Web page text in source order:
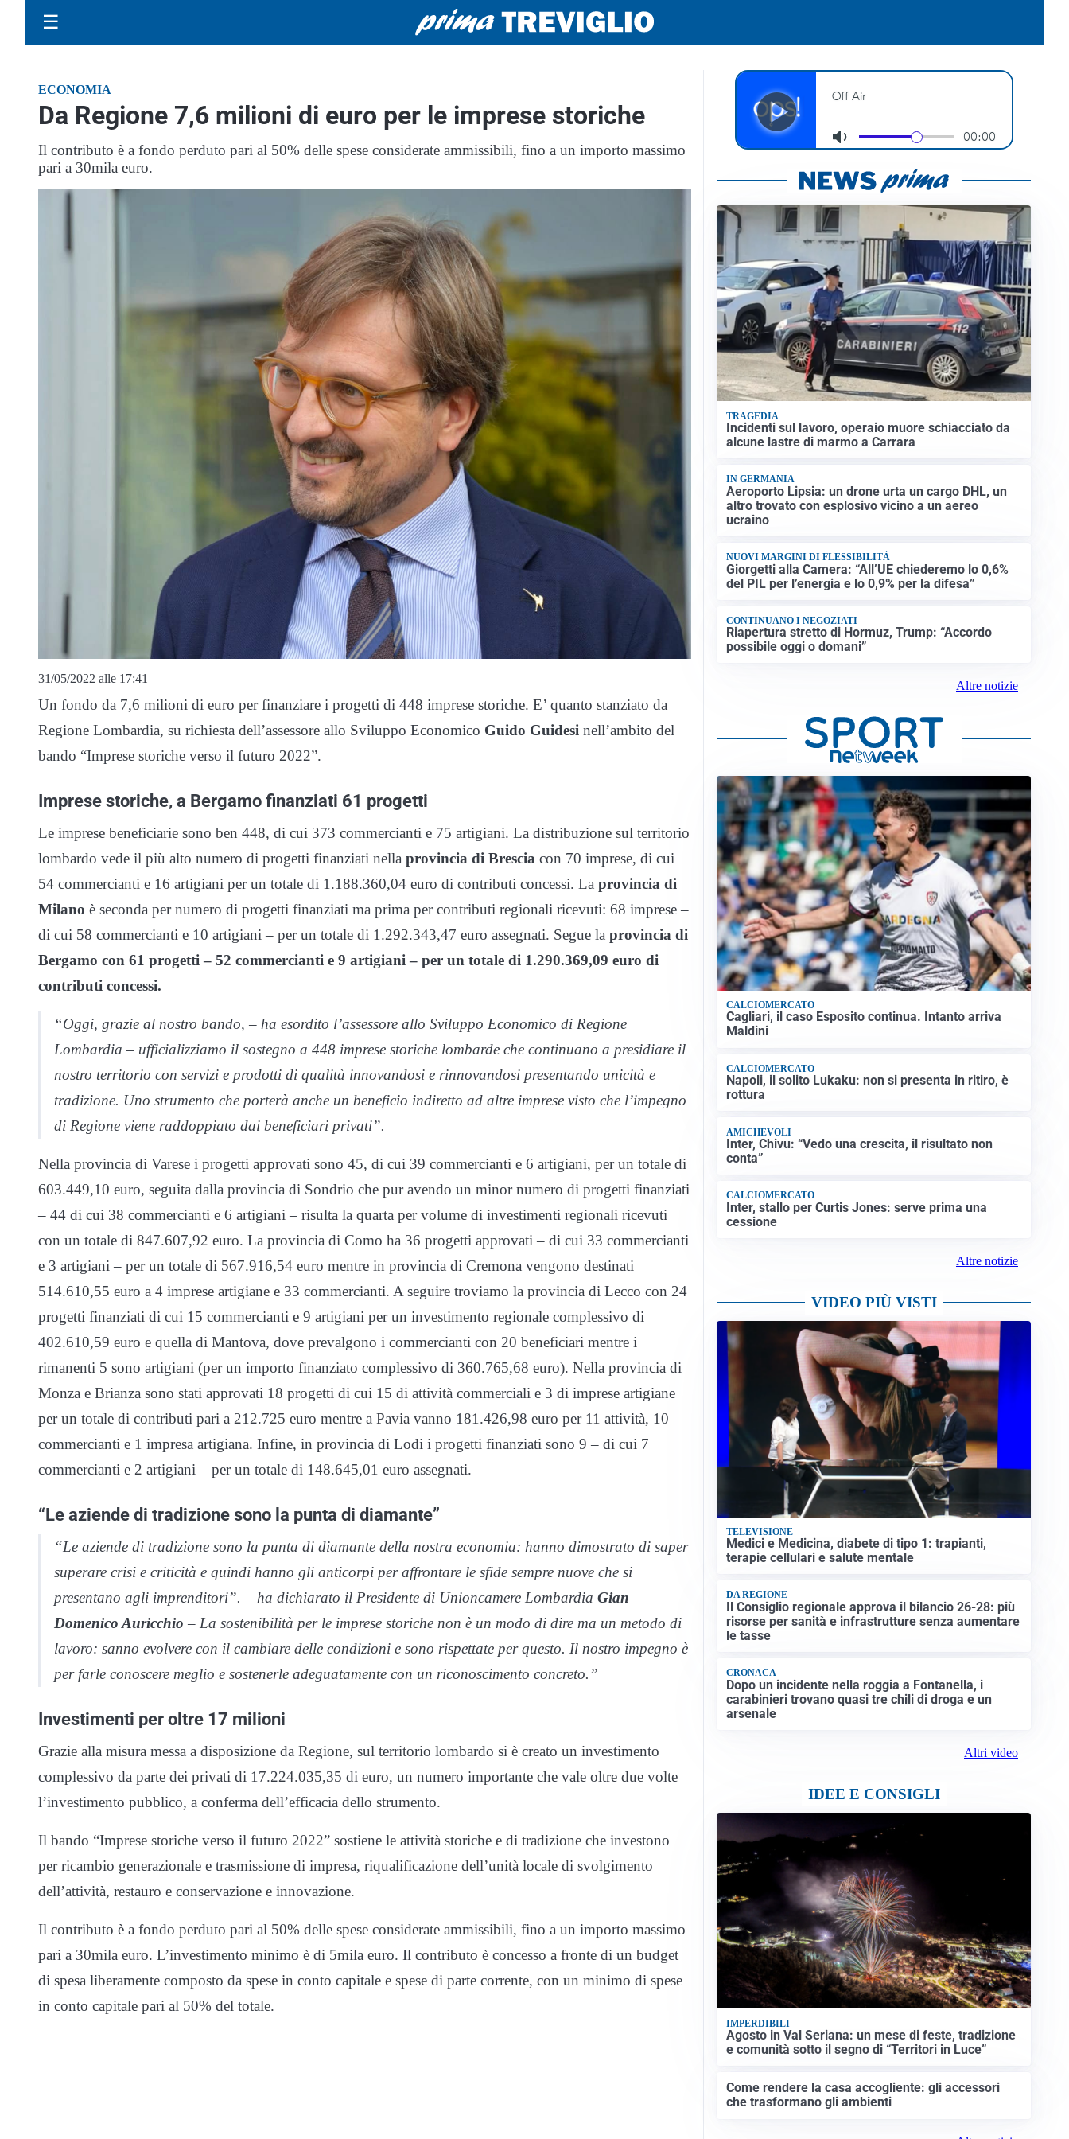
☰
ECONOMIA
Da Regione 7,6 milioni di euro per le imprese storiche
Il contributo è a fondo perduto pari al 50% delle spese considerate ammissibili, fino a un importo massimo
pari a 30mila euro.
31/05/2022 alle 17:41
Un fondo da 7,6 milioni di euro per finanziare i progetti di 448 imprese storiche. E’ quanto stanziato da
Regione Lombardia, su richiesta dell’assessore allo Sviluppo Economico Guido Guidesi nell’ambito del
bando “Imprese storiche verso il futuro 2022”.
Imprese storiche, a Bergamo finanziati 61 progetti
Le imprese beneficiarie sono ben 448, di cui 373 commercianti e 75 artigiani. La distribuzione sul territorio
lombardo vede il più alto numero di progetti finanziati nella provincia di Brescia con 70 imprese, di cui
54 commercianti e 16 artigiani per un totale di 1.188.360,04 euro di contributi concessi. La provincia di
Milano è seconda per numero di progetti finanziati ma prima per contributi regionali ricevuti: 68 imprese –
di cui 58 commercianti e 10 artigiani – per un totale di 1.292.343,47 euro assegnati. Segue la provincia di
Bergamo con 61 progetti – 52 commercianti e 9 artigiani – per un totale di 1.290.369,09 euro di
contributi concessi.
“Oggi, grazie al nostro bando, – ha esordito l’assessore allo Sviluppo Economico di Regione
Lombardia – ufficializziamo il sostegno a 448 imprese storiche lombarde che continuano a presidiare il
nostro territorio con servizi e prodotti di qualità innovandosi e rinnovandosi presentando unicità e
tradizione. Uno strumento che porterà anche un beneficio indiretto ad altre imprese visto che l’impegno
di Regione viene raddoppiato dai beneficiari privati”.
Nella provincia di Varese i progetti approvati sono 45, di cui 39 commercianti e 6 artigiani, per un totale di
603.449,10 euro, seguita dalla provincia di Sondrio che pur avendo un minor numero di progetti finanziati
– 44 di cui 38 commercianti e 6 artigiani – risulta la quarta per volume di investimenti regionali ricevuti
con un totale di 847.607,92 euro. La provincia di Como ha 36 progetti approvati – di cui 33 commercianti
e 3 artigiani – per un totale di 567.916,54 euro mentre in provincia di Cremona vengono destinati
514.610,55 euro a 4 imprese artigiane e 33 commercianti. A seguire troviamo la provincia di Lecco con 24
progetti finanziati di cui 15 commercianti e 9 artigiani per un investimento regionale complessivo di
402.610,59 euro e quella di Mantova, dove prevalgono i commercianti con 20 beneficiari mentre i
rimanenti 5 sono artigiani (per un importo finanziato complessivo di 360.765,68 euro). Nella provincia di
Monza e Brianza sono stati approvati 18 progetti di cui 15 di attività commerciali e 3 di imprese artigiane
per un totale di contributi pari a 212.725 euro mentre a Pavia vanno 181.426,98 euro per 11 attività, 10
commercianti e 1 impresa artigiana. Infine, in provincia di Lodi i progetti finanziati sono 9 – di cui 7
commercianti e 2 artigiani – per un totale di 148.645,01 euro assegnati.
“Le aziende di tradizione sono la punta di diamante”
“Le aziende di tradizione sono la punta di diamante della nostra economia: hanno dimostrato di saper
superare crisi e criticità e quindi hanno gli anticorpi per affrontare le sfide sempre nuove che si
presentano agli imprenditori”. – ha dichiarato il Presidente di Unioncamere Lombardia Gian
Domenico Auricchio – La sostenibilità per le imprese storiche non è un modo di dire ma un metodo di
lavoro: sanno evolvere con il cambiare delle condizioni e sono rispettate per questo. Il nostro impegno è
per farle conoscere meglio e sostenerle adeguatamente con un riconoscimento concreto.”
Investimenti per oltre 17 milioni
Grazie alla misura messa a disposizione da Regione, sul territorio lombardo si è creato un investimento
complessivo da parte dei privati di 17.224.035,35 di euro, un numero importante che vale oltre due volte
l’investimento pubblico, a conferma dell’efficacia dello strumento.
Il bando “Imprese storiche verso il futuro 2022” sostiene le attività storiche e di tradizione che investono
per ricambio generazionale e trasmissione di impresa, riqualificazione dell’unità locale di svolgimento
dell’attività, restauro e conservazione e innovazione.
Il contributo è a fondo perduto pari al 50% delle spese considerate ammissibili, fino a un importo massimo
pari a 30mila euro. L’investimento minimo è di 5mila euro. Il contributo è concesso a fronte di un budget
di spesa liberamente composto da spese in conto capitale e spese di parte corrente, con un minimo di spese
in conto capitale pari al 50% del totale.
TRAGEDIA
Incidenti sul lavoro, operaio muore schiacciato da
alcune lastre di marmo a Carrara
IN GERMANIA
Aeroporto Lipsia: un drone urta un cargo DHL, un
altro trovato con esplosivo vicino a un aereo
ucraino
NUOVI MARGINI DI FLESSIBILITÀ
Giorgetti alla Camera: “All’UE chiederemo lo 0,6%
del PIL per l’energia e lo 0,9% per la difesa”
CONTINUANO I NEGOZIATI
Riapertura stretto di Hormuz, Trump: “Accordo
possibile oggi o domani”
Altre notizie
CALCIOMERCATO
Cagliari, il caso Esposito continua. Intanto arriva
Maldini
CALCIOMERCATO
Napoli, il solito Lukaku: non si presenta in ritiro, è
rottura
AMICHEVOLI
Inter, Chivu: “Vedo una crescita, il risultato non
conta”
CALCIOMERCATO
Inter, stallo per Curtis Jones: serve prima una
cessione
Altre notizie
VIDEO PIÙ VISTI
TELEVISIONE
Medici e Medicina, diabete di tipo 1: trapianti,
terapie cellulari e salute mentale
DA REGIONE
Il Consiglio regionale approva il bilancio 26-28: più
risorse per sanità e infrastrutture senza aumentare
le tasse
CRONACA
Dopo un incidente nella roggia a Fontanella, i
carabinieri trovano quasi tre chili di droga e un
arsenale
Altri video
IDEE E CONSIGLI
IMPERDIBILI
Agosto in Val Seriana: un mese di feste, tradizione
e comunità sotto il segno di “Territori in Luce”
Come rendere la casa accogliente: gli accessori
che trasformano gli ambienti